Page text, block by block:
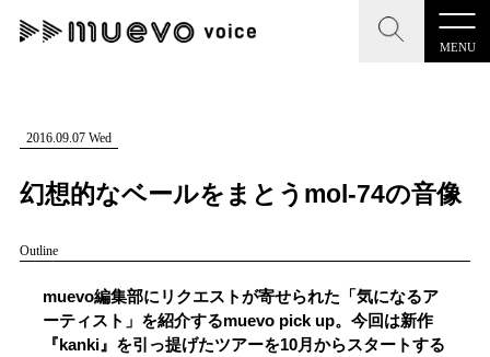
MENU
CLOSE
記事を検索する
人気ワード
#男性SSW #ポップス #女性SSW #ロック
CLOSE
"読者の声を形にする”音楽特化メディア
MENU
記事一覧
2016.09.07 Wed
幻想的なベールをまとうmol-74の音像
Outline
muevo編集部にリクエストが寄せられた「気になるア
ーティスト」を紹介するmuevo pick up。今回は新作
『kanki』を引っ提げたツアーを10月からスタートする